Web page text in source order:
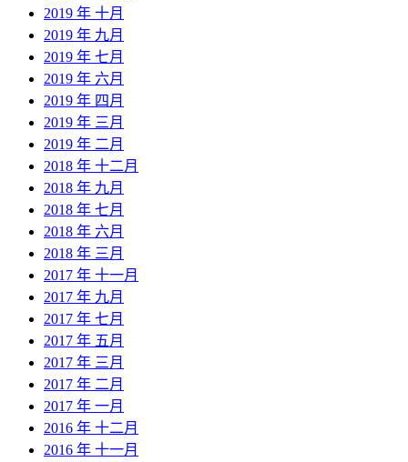
2019 年 十月
2019 年 九月
2019 年 七月
2019 年 六月
2019 年 四月
2019 年 三月
2019 年 二月
2018 年 十二月
2018 年 九月
2018 年 七月
2018 年 六月
2018 年 三月
2017 年 十一月
2017 年 九月
2017 年 七月
2017 年 五月
2017 年 三月
2017 年 二月
2017 年 一月
2016 年 十二月
2016 年 十一月